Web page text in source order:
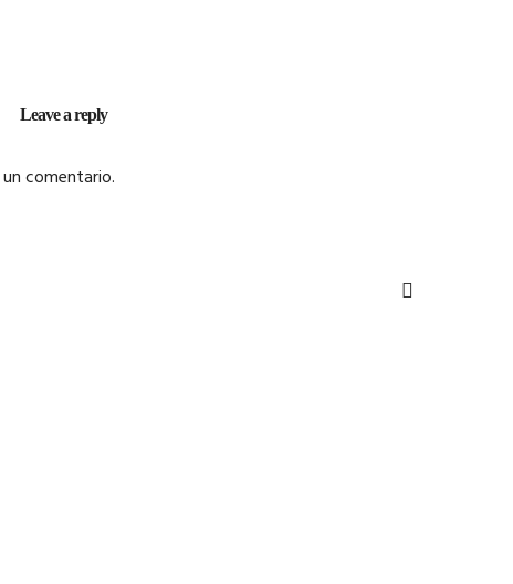
Leave a reply
comentario.